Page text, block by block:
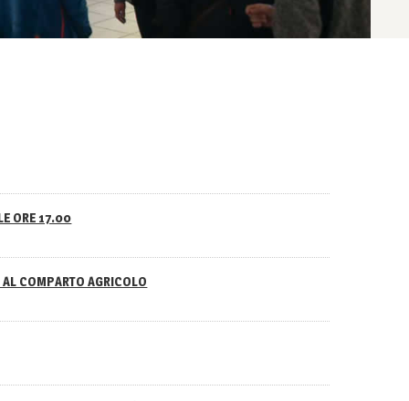
ORE 17.00
COMPARTO AGRICOLO